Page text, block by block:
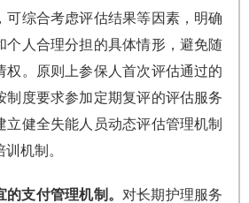
可综合考虑评估结果等因素，明确
个人合理分担的具体情形，避免随
权。原则上参保人首次评估通过的
制度要求参加定期复评的评估服务
立健全失能人员动态评估管理机制
机制。
的支付管理机制。 对长期护理服务